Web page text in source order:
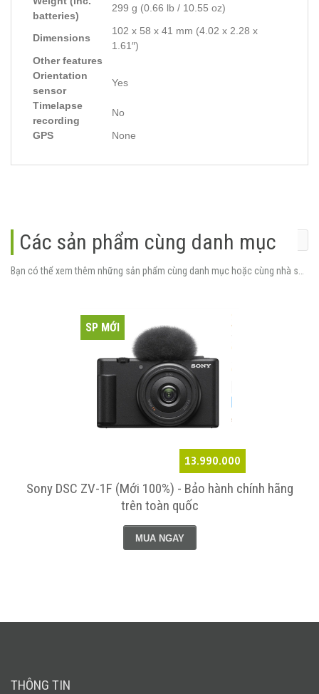
batteries)
299 g (0.66 lb / 10.55 oz)
Dimensions
102 x 58 x 41 mm (4.02 x 2.28 x
1.61″)
Other features
Orientation
sensor
Yes
Timelapse
recording
No
GPS
None
Các sản phẩm cùng danh mục
13.990.000
SP MỚI
Sony DSC ZV-1F (Mới 100%) - Bảo hành chính hãng
trên toàn quốc
MUA NGAY
THÔNG TIN